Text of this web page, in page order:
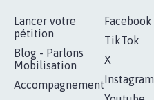
Lancer votre
pétition
Blog - Parlons
Mobilisation
Accompagnement
Facebook
TikTok
X
Instagram